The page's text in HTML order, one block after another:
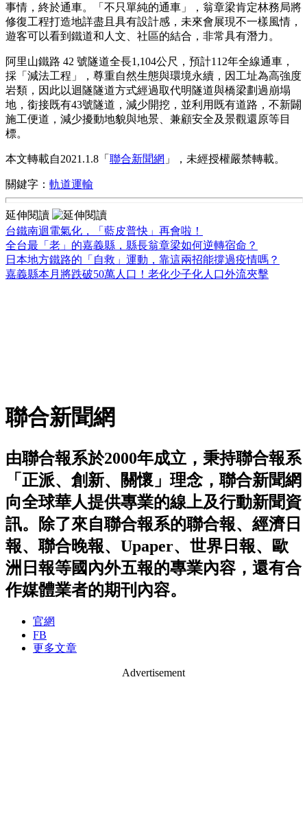
事情，終於通車。「不只單純的通車」，翁章梁肯定林務局將
修復工程打造地詳盡且具有設計感，未來會展現不一樣風情，
遊客可以看到鐵道和人文、社區的結合，非常具有潛力。
阿里山鐵路 42 號隧道全長1,104公尺，預計112年全線通車，
採「減法工程」，尊重自然生態與環境永續，因工址為高強度
岩類，因此以迴隧隧道方式經過取代明隧道與橋梁劃過崩塌
地，銜接既有43號隧道，減少開挖，並利用既有道路，不新闢
施工便道，減少擾動地貌與地景、兼顧安全及景觀還原等目
標。
本文轉載自2021.1.8「 聯合新聞網 」，未經授權嚴禁轉載。
關鍵字： 軌道運輸
延伸閱讀
台鐵南迴電氣化，「藍皮普快」再會啦！
全台最「老」的嘉義縣，縣長翁章梁如何逆轉宿命？
日本地方鐵路的「自救」運動，靠這兩招能撐過疫情嗎？
嘉義縣本月將跌破50萬人口！老化少子化人口外流夾擊
聯合新聞網
由聯合報系於2000年成立，秉持聯合報系
「正派、創新、關懷」理念，聯合新聞網
向全球華人提供專業的線上及行動新聞資
訊。除了來自聯合報系的聯合報、經濟日
報、聯合晚報、Upaper、世界日報、歐
洲日報等國內外五報的專業內容，還有合
作媒體業者的期刊內容。
官網
FB
更多文章
Advertisement